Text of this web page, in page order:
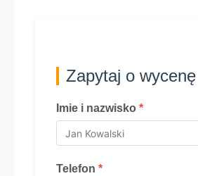
Zapytaj o wycenę
Imie i nazwisko *
Telefon *